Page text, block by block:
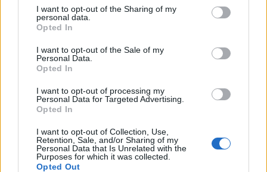
I want to opt-out of the Sharing of my
personal data.
Opted In
I want to opt-out of the Sale of my
Personal Data.
Opted In
I want to opt-out of processing my
Personal Data for Targeted Advertising.
Opted In
I want to opt-out of Collection, Use,
Retention, Sale, and/or Sharing of my
Personal Data that Is Unrelated with the
Purposes for which it was collected.
Opted Out
Εγκρίθηκε το Σχέδιο Αστικής Ανθεκτικότητας του
09.08.2026 - 08.30